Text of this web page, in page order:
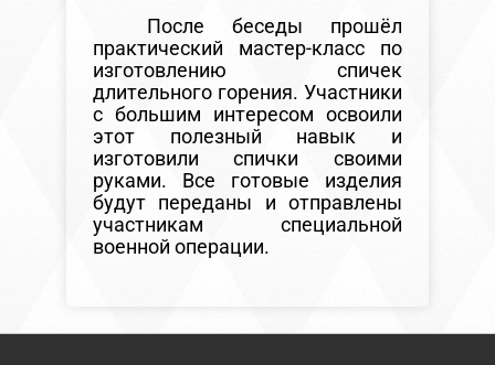
После беседы прошёл
практический мастер-класс по
изготовлению спичек
длительного горения. Участники
с большим интересом освоили
этот полезный навык и
изготовили спички своими
руками. Все готовые изделия
будут переданы и отправлены
участникам специальной
военной операции.